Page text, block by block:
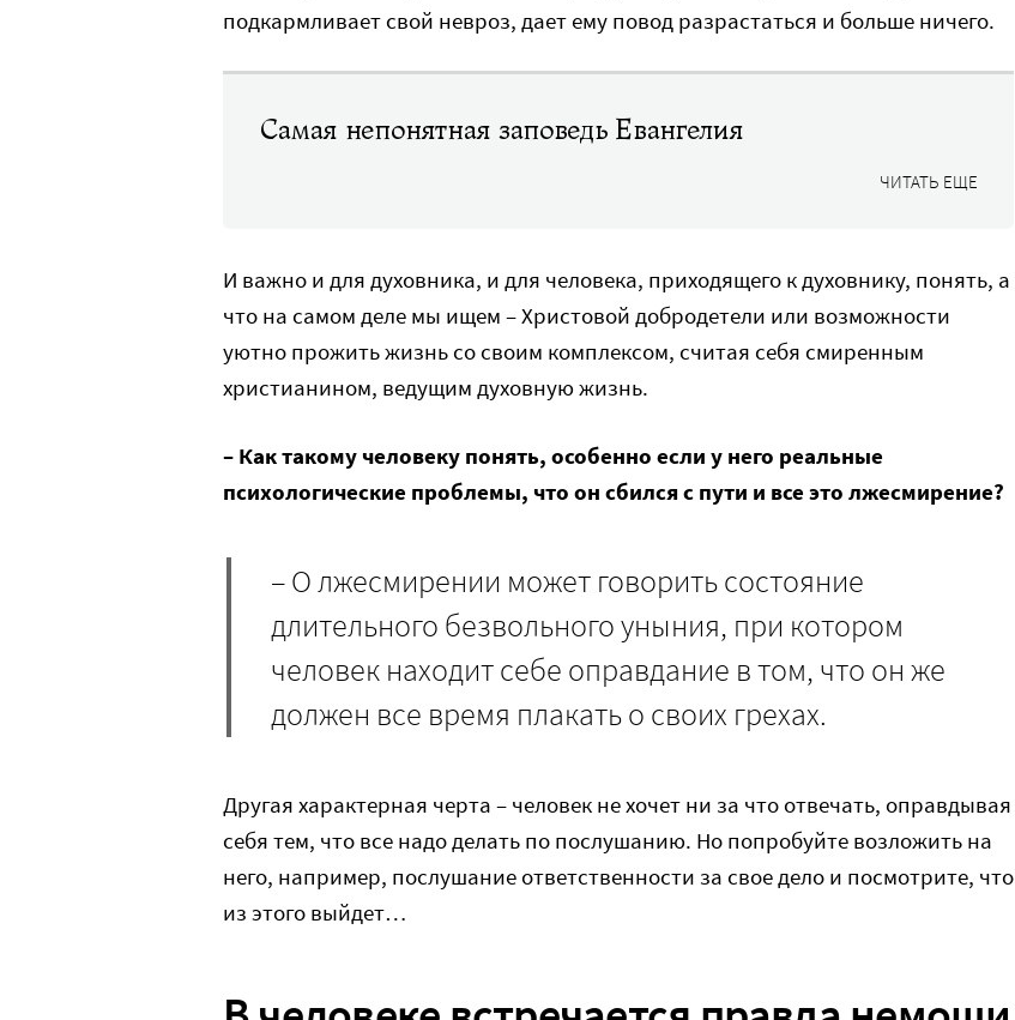
подкармливает свой невроз, дает ему повод разрастаться и больше ничего.
Самая непонятная заповедь Евангелия
ЧИТАТЬ ЕЩЕ
И важно и для духовника, и для человека, приходящего к духовнику, понять, а
что на самом деле мы ищем – Христовой добродетели или возможности
уютно прожить жизнь со своим комплексом, считая себя смиренным
христианином, ведущим духовную жизнь.
– Как такому человеку понять, особенно если у него реальные
психологические проблемы, что он сбился с пути и все это лжесмирение?
– О лжесмирении может говорить состояние
длительного безвольного уныния, при котором
человек находит себе оправдание в том, что он же
должен все время плакать о своих грехах.
Другая характерная черта – человек не хочет ни за что отвечать, оправдывая
себя тем, что все надо делать по послушанию. Но попробуйте возложить на
него, например, послушание ответственности за свое дело и посмотрите, что
из этого выйдет…